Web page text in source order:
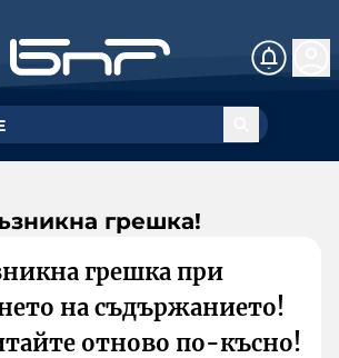
грешка!
грешка при
на съдържанието!
отново по-късно!